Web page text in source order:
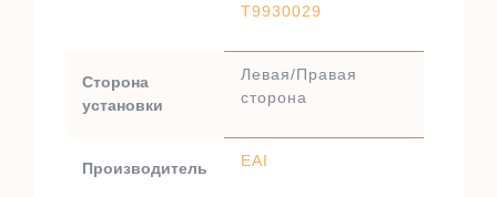
T9930029
Сторона
установки
Левая/Правая
сторона
Производитель EAI